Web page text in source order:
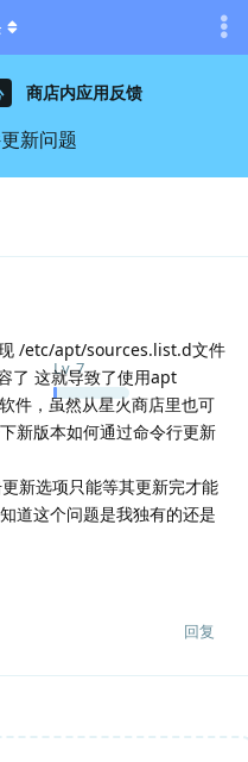
商店内应用反馈
新问题
Lv.7
/etc/apt/sources.list.d文件
了 这就导致了使用apt
件，虽然从星火商店里也可
新版本如何通过命令行更新
新选项只能等其更新完才能
道这个问题是我独有的还是
回复